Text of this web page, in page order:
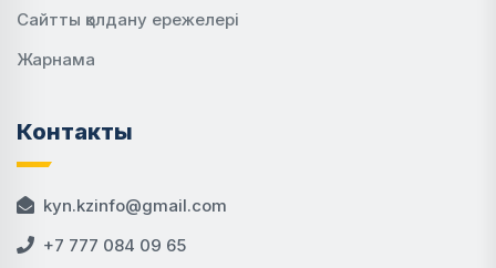
Сайтты қолдану ережелері
Жарнама
Контакты
kyn.kzinfo@gmail.com
+7 777 084 09 65